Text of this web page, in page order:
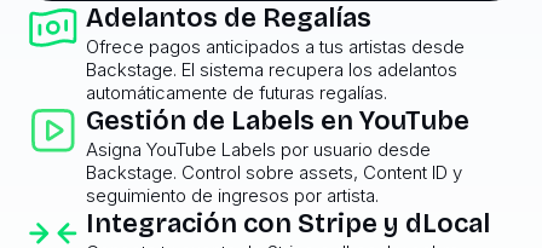
Adelantos de Regalías
Ofrece pagos anticipados a tus artistas desde
Backstage. El sistema recupera los adelantos
automáticamente de futuras regalías.
Gestión de Labels en YouTube
Asigna YouTube Labels por usuario desde
Backstage. Control sobre assets, Content ID y
seguimiento de ingresos por artista.
Integración con Stripe y dLocal